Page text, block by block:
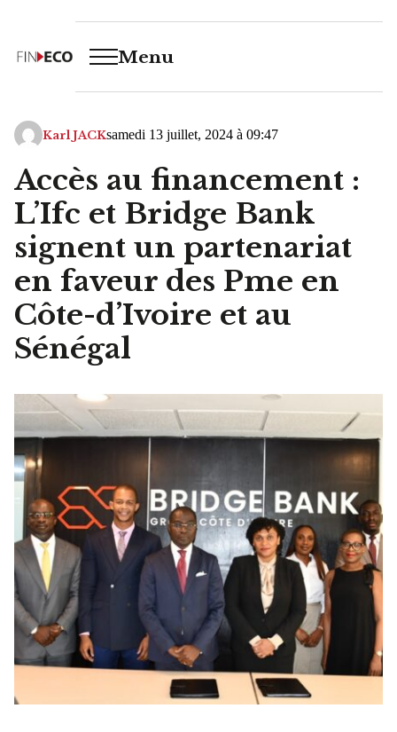
Menu
Karl JACKsamedi 13 juillet, 2024 à 09:47
Accès au financement :
L’Ifc et Bridge Bank
signent un partenariat
en faveur des Pme en
Côte-d’Ivoire et au
Sénégal